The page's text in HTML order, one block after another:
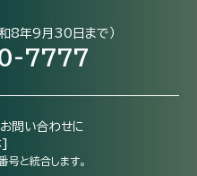
和8年9月30日まで）
7777
問い合わせに
]
と統合します。